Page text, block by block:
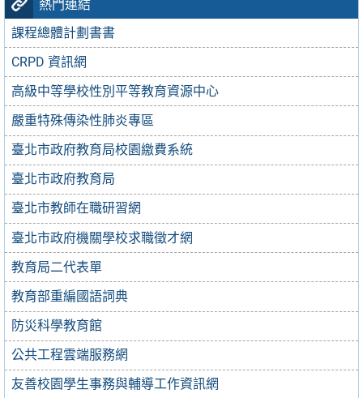
熱門連結
課程總體計劃書書
CRPD 資訊網
高級中等學校性別平等教育資源中心
嚴重特殊傳染性肺炎專區
臺北市政府教育局校園繳費系統
臺北市政府教育局
臺北市教師在職研習網
臺北市政府機關學校求職徵才網
教育局二代表單
教育部重編國語詞典
防災科學教育館
公共工程雲端服務網
友善校園學生事務與輔導工作資訊網